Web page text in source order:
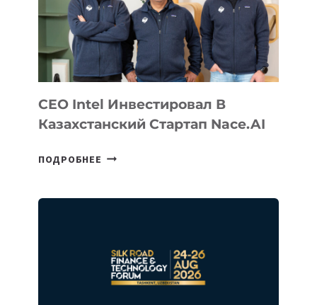
CEO Intel Инвестировал В
Казахстанский Стартап Nace.AI
ПОДРОБНЕЕ CEO
NACE.AI